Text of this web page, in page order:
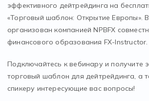
эффективного дейтрейдинга на
«Торговый шаблон: Открытие Европы».
организован компанией NPBFX
финансового образования FX-Instructor.
Подключайтесь к вебинару и получите
торговый шаблон для дейтрейдинга, а
спикеру интересующие вас вопросы!